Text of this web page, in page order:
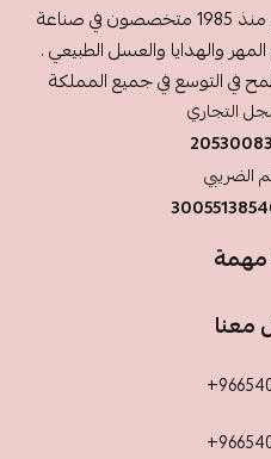
السنان للعطور والعسل الطبيعي منذ 1985 متخصصون في صناعة
والهدايا والعسل الطبيعي .
التجاري
الضريبي
مهمة
معنا